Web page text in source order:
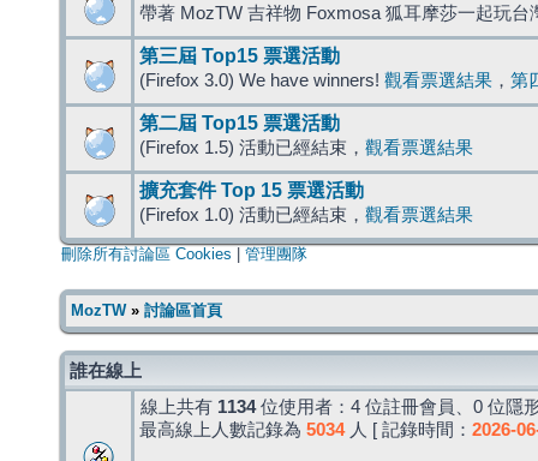
帶著 MozTW 吉祥物 Foxmosa 狐耳摩莎一起玩台
第三屆 Top15 票選活動
(Firefox 3.0) We have winners! 觀看票選結果 ， 第
第二屆 Top15 票選活動
(Firefox 1.5) 活動已經結束， 觀看票選結果
擴充套件 Top 15 票選活動
(Firefox 1.0) 活動已經結束， 觀看票選結果
刪除所有討論區 Cookies 管理團隊
MozTW» 討論區首頁
誰在線上
線上共有 1134位使用者：4 位註冊會員、0 位隱
最高線上人數記錄為 5034人 [ 記錄時間： 2026-